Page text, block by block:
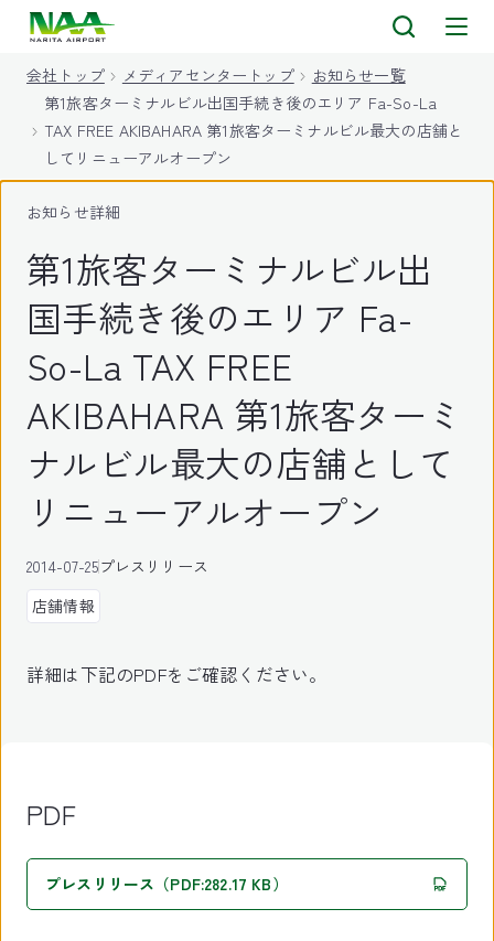
会社トップ メディアセンタートップ
お知らせ一覧
第1旅客ターミナルビル出国手続き後のエリア Fa-So-La
TAX FREE AKIBAHARA 第1旅客ターミナルビル最大の店舗と
してリニューアルオープン
お知らせ詳細
第1旅客ターミナルビル出
国手続き後のエリア Fa-
So-La TAX FREE
AKIBAHARA 第1旅客ターミ
ナルビル最大の店舗として
リニューアルオープン
2014-07-25プレスリリース
店舗情報
詳細は下記のPDFをご確認ください。
PDF
プレスリリース（PDF:282.17 KB）